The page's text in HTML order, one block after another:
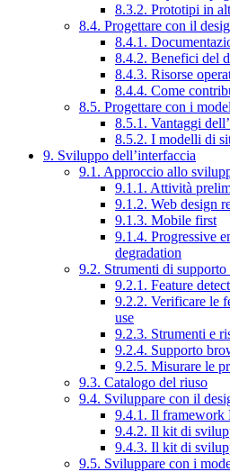
8.3.2. Prototipi in
8.4. Progettare con il
8.4.1.
8.4.2. Benefici del
8.4.3. Risorse
8.4.4. Come
8.5. Progettare con i
8.5.1. Vantaggi
8.5.2. I modelli di
9. Sviluppo dell’interfaccia
9.1. Approccio allo
9.1.1. Attività
9.1.2. Web design
9.1.3. Mobile first
9.1.4. Progressive
degradation
9.2. Strumenti di
9.2.1. Feature
9.2.2. Verificare le
use
9.2.3. Strumenti e
9.2.4. Supporto
9.2.5. Misurare le
9.3. Catalogo del riuso
9.4. Sviluppare con il
9.4.1. Il framework
9.4.2. Il kit di
9.4.3. Il kit di
9.5. Sviluppare con i